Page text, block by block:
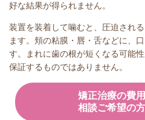
好な結果が得られません。
装置を装着して噛むと、圧迫され
ます。頬の粘膜・唇・舌などに、
す。まれに歯の根が短くなる可能
保証するものではありません。
矯正治療の費
相談ご希望の